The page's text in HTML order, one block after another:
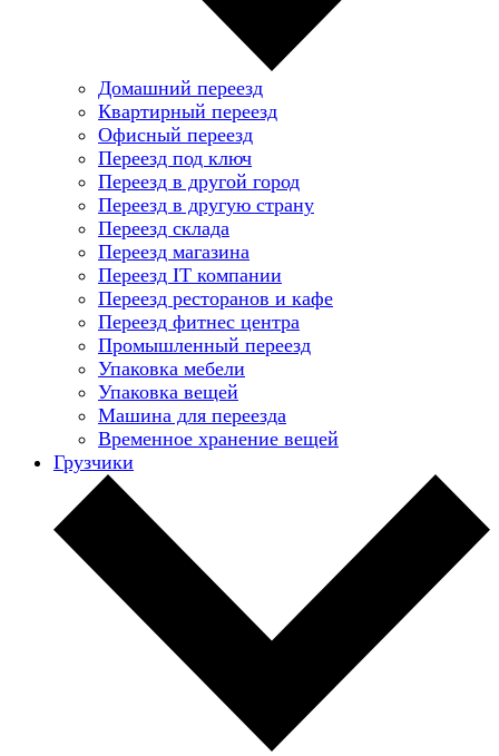
Домашний переезд
Квартирный переезд
Офисный переезд
Переезд под ключ
Переезд в другой город
Переезд в другую страну
Переезд склада
Переезд магазина
Переезд IT компании
Переезд ресторанов и кафе
Переезд фитнес центра
Промышленный переезд
Упаковка мебели
Упаковка вещей
Машина для переезда
Временное хранение вещей
Грузчики